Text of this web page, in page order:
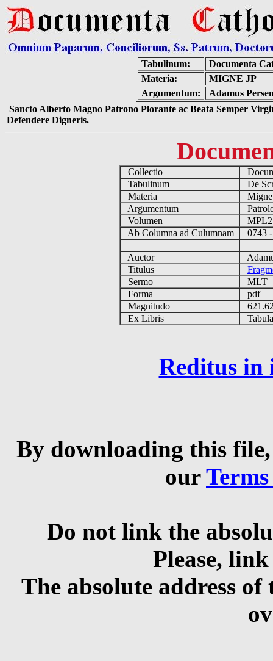
Tabulinum:
Documenta
Materia:
MIGNE JP
Argumentum:
Adamus
Sancto Alberto Magno Patrono Plorante ac Beata Semper
Defendere Digneris.
Collectio
Tabulinum
De
Materia
Argumentum
Volumen
Ab Columna ad Culumnam
0743
Auctor
Titulus
Sermo
MLT
Forma
pdf
Magnitudo
Ex Libris
Reditus in
By downloading this
our
Do not link the
Please,
The absolute address